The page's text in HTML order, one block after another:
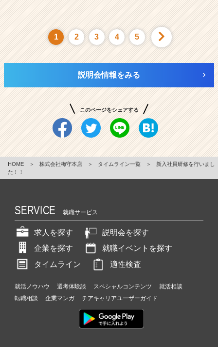
1 2 3 4 5
説明会情報をみる
このページをシェアする
HOME ＞ 株式会社梅守本店 ＞ タイムライン一覧 ＞
新入社員研修を行いまし
た！！
SERVICE 就職サービス
求人を探す
説明会を探す
企業を探す
就職イベントを探す
タイムライン
適性検査
就活ノウハウ 選考体験談 スペシャルコンテンツ
就活相談
転職相談
企業マンガ チアキャリアユーザーガイド